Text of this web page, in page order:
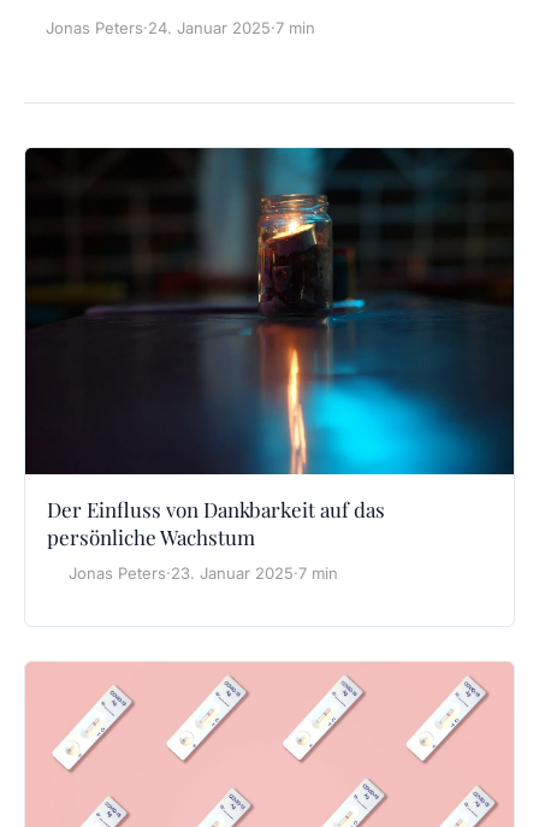
Jonas Peters·24. Januar 2025·7 min
Der Einfluss von Dankbarkeit auf das
persönliche Wachstum
Jonas Peters·23. Januar 2025·7 min